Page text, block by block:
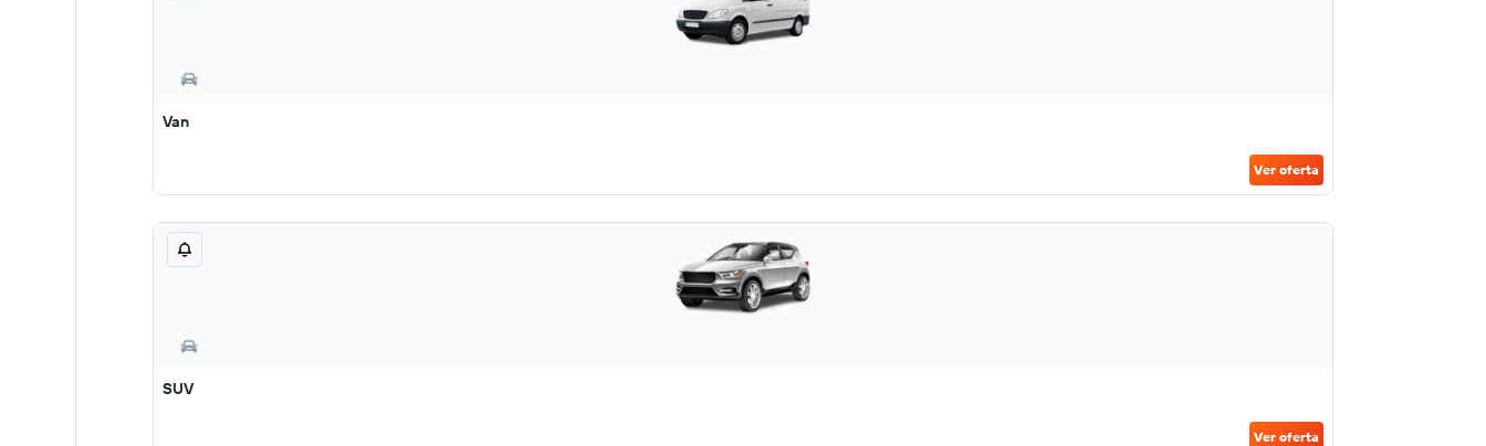
Van
Ver oferta
SUV
Ver oferta